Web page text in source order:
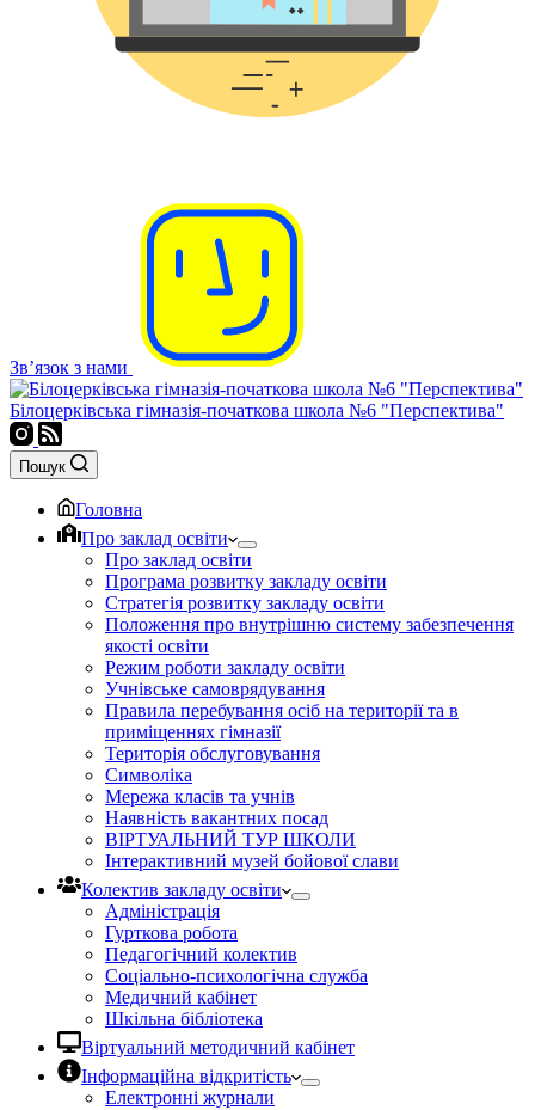
Зв’язок з нами
Білоцерківська гімназія-початкова школа №6 "Перспектива"
Пошук
Головна
Про заклад освіти
Про заклад освіти
Програма розвитку закладу освіти
Стратегія розвитку закладу освіти
Положення про внутрішню систему забезпечення
якості освіти
Режим роботи закладу освіти
Учнівське самоврядування
Правила перебування осіб на території та в
приміщеннях гімназії
Територія обслуговування
Символіка
Мережа класів та учнів
Наявність вакантних посад
ВІРТУАЛЬНИЙ ТУР ШКОЛИ
Інтерактивний музей бойової слави
Колектив закладу освіти
Адміністрація
Гурткова робота
Педагогічний колектив
Соціально-психологічна служба
Медичний кабінет
Шкільна бібліотека
Віртуальний методичний кабінет
Інформаційна відкритість
Електронні журнали